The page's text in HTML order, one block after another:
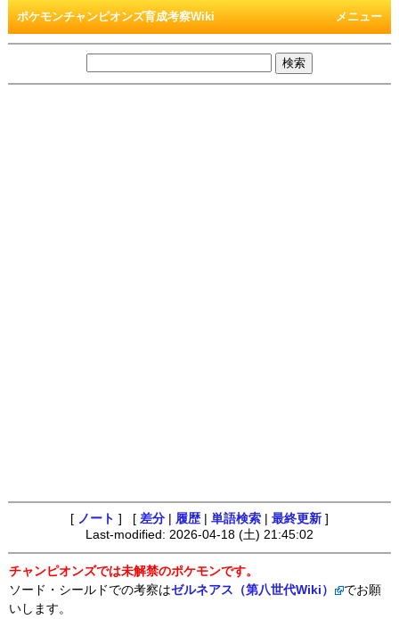
メニュー
ポケモンチャンピオンズ育成考察Wiki
[ ノート ] [ 差分 履歴 単語検索 最終更新 ]
Last-modified: 2026-04-18 (土) 21:45:02
チャンピオンズでは未解禁のポケモンです。
ソード・シールドでの考察はゼルネアス（第八世代Wiki）
でお願
いします。